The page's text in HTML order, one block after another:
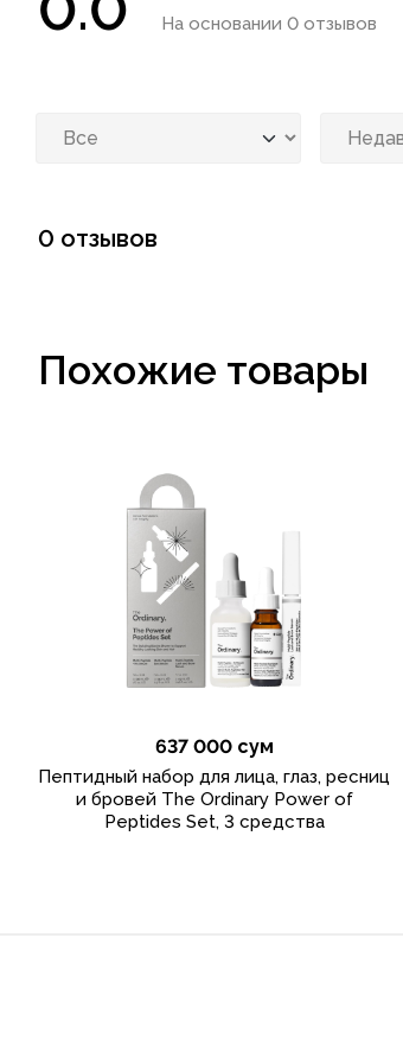
На основании 0 отзывов
0 отзывов
Похожие товары
637 000 сум
Пептидный набор для лица, глаз, ресниц
и бровей The Ordinary Power of
Peptides Set, 3 средства